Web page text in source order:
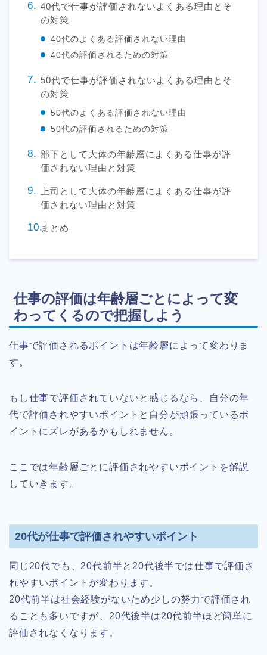
40代で仕事が評価されないよくある理由とそ
の対策
40代のよくある評価されない理由
40代の評価されるための対策
50代で仕事が評価されないよくある理由とそ
の対策
50代のよくある評価されない理由
50代の評価されるための対策
部下として大体の年齢層によくある仕事が評
価されない理由と対策
上司として大体の年齢層によくある仕事が評
価されない理由と対策
まとめ
仕事の評価は年齢層ごとによって変
わってくるので把握しよう
仕事で評価されるポイントは年齢層によって変わりま
す。
もし仕事で評価されていないと感じるなら、自分の年
代で評価されやすいポイントと自分が頑張っているポ
イントにズレがあるかもしれません。
ここでは年齢層ごとに評価されやすいポイントを解説
していきます。
20代が仕事で評価されやすいポイント
同じ20代でも、20代前半と20代後半では仕事で評価さ
れやすいポイントが変わります。
20代前半は社会経験がないため少しの努力で評価され
ることも多いですが、20代後半は20代前半ほど簡単に
評価されなくなります。